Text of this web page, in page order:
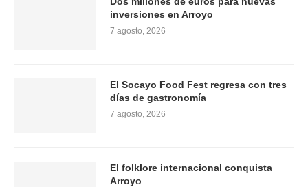
inversiones en Arroyo
7 agosto, 2026
El Socayo Food Fest regresa con tres
días de gastronomía
7 agosto, 2026
El folklore internacional conquista
Arroyo